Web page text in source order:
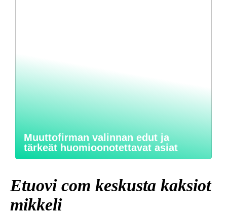
Muuttofirman valinnan edut ja
tärkeät huomioonotettavat asiat
Etuovi com keskusta kaksiot
mikkeli